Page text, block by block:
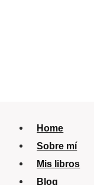
Home
Sobre mí
Mis libros
Blog